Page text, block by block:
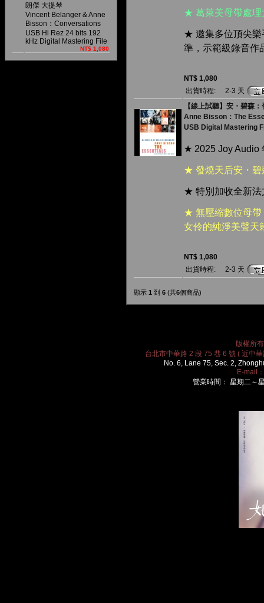
朗傑 大提琴
Vincent Belanger & Anne
Bisson：Conversations
USB Hi Rez 24 bits 192
kHz Digital Mastering File
NT$ 1,080
★ 葛萊美母帶處理
★ 邀集多位頂尖樂
準，示範級錄音作
NT$ 1,080
出貨時程:
2-3 天
【線上試聽】安・碧森
Anne Bisson：The
USB Digital Mastering
★ 2025 Joy Audio
★ 發燒天后安・碧
★ 特別加收全新法
★ 無壓縮數位母帶
女伶的純淨美聲天
NT$ 1,080
出貨時程:
2-3 天
顯示 1 到 6 (共6個商品)
版權所
台北市中華路 2 段 75 巷 6 號 ( 近中
No. 6, Lane 75, Sec. 2,
E-mail：
營業時間： 星期二～